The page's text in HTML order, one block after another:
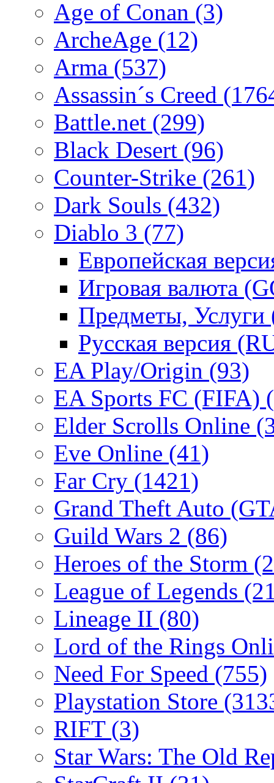
Age of Conan (3)
ArcheAge (12)
Arma (537)
Assassin´s Creed
Battle.net (299)
Black Desert (96)
Counter-Strike (261)
Dark Souls (432)
Diablo 3 (77)
Eвропейская
Игровая валюта
Предметы, Услуги
Русская версия
EA Play/Origin (93)
EA Sports FC (FIFA)
Elder Scrolls Online
Eve Online (41)
Far Cry (1421)
Grand Theft Auto
Guild Wars 2 (86)
Heroes of the Storm
League of Legends
Lineage II (80)
Lord of the Rings
Need For Speed (755)
Playstation Store
RIFT (3)
Star Wars: The Old